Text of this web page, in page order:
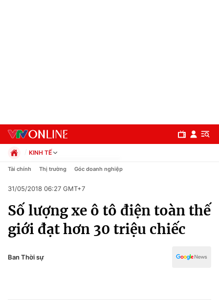
Chuyên mục
Chính trị
KINH TẾ
Chính trị
Pháp luật
Kinh tế
Thể thao
Truyền hình
Y tế
Tài chính Thị trường Góc doanh nghiệp
31/05/2018 06:27 GMT+7
Số lượng xe ô tô điện toàn thế
giới đạt hơn 30 triệu chiếc
Ban Thời sự